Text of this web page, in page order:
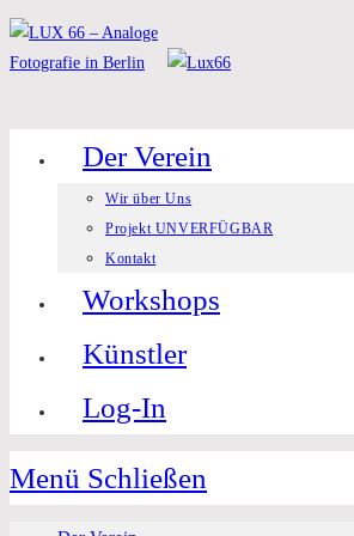
Zum
Inhalt
Der Verein
Wir über Uns
Projekt UNVERFÜGBAR
Kontakt
Workshops
Künstler
Log-In
Menü Schließen